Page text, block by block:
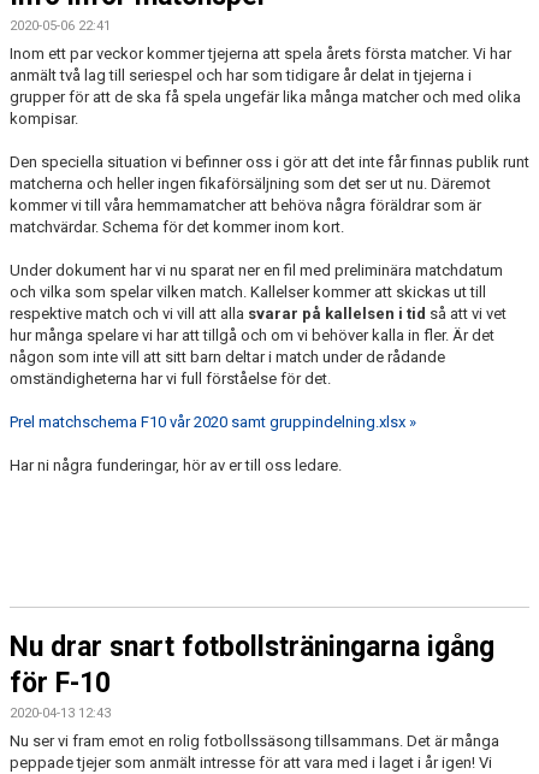
2020-05-06 22:41
Inom ett par veckor kommer tjejerna att spela årets första matcher. Vi har
anmält två lag till seriespel och har som tidigare år delat in tjejerna i
grupper för att de ska få spela ungefär lika många matcher och med olika
kompisar.
Den speciella situation vi befinner oss i gör att det inte får finnas publik runt
matcherna och heller ingen fikaförsäljning som det ser ut nu. Däremot
kommer vi till våra hemmamatcher att behöva några föräldrar som är
matchvärdar. Schema för det kommer inom kort.
Under dokument har vi nu sparat ner en fil med preliminära matchdatum
och vilka som spelar vilken match. Kallelser kommer att skickas ut till
respektive match och vi vill att alla svarar på kallelsen i tid så att vi vet
hur många spelare vi har att tillgå och om vi behöver kalla in fler. Är det
någon som inte vill att sitt barn deltar i match under de rådande
omständigheterna har vi full förståelse för det.
Prel matchschema F10 vår 2020 samt gruppindelning.xlsx »
Har ni några funderingar, hör av er till oss ledare.
Nu drar snart fotbollsträningarna igång
för F-10
2020-04-13 12:43
Nu ser vi fram emot en rolig fotbollssäsong tillsammans. Det är många
peppade tjejer som anmält intresse för att vara med i laget i år igen! Vi